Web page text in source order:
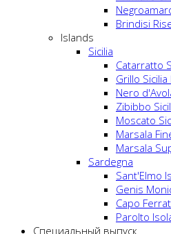
Brindisi
Islands
Sicilia
Catarratto
Grillo Sicilia
Nero
Zibibbo
Moscato
Marsala
Marsala
Sardegna
Sant'Elmo
Genis
Capo
Parolto
Специальный выпуск